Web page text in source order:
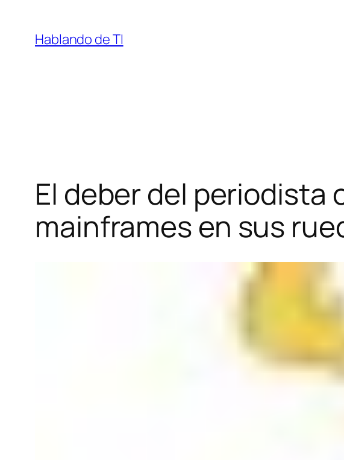
contenido
Hablando de TI
El deber del periodista
mainframes en sus